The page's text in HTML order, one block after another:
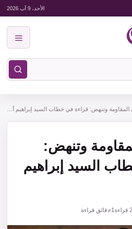
الأحد، 9 آب 2026
حين تبكي المقاومة وتنهض: قراءة في خطاب السيد إبراهيم أمين السيد
وتنهض:
السيد إبراهيم
قراءة1 دقائق قراءة